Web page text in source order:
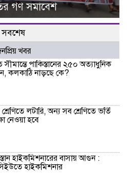
গণ সমাবেশ
সবশেষ
খবর
সীমান্তে পাকিস্তানের ২৫০ অত্যাধুনিক
কলকাঠি নাড়ছে কে?
লটারি, অন্য সব শ্রেণিতে ভর্তি
নেওয়া হবে
হাইকমিশনারের বাসায় আগুন :
হাইকমিশনার